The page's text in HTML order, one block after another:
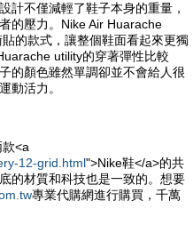
計不僅減輕了鞋子本身的重量，
的壓力。Nike Air Huarache
的款式，讓整個鞋面看起來更獨
utility的穿著彈性比較
的顏色雖然單調卻並不會給人很
動活力。
<a
12-grid.html">Nike鞋</a>的共
的材質和科技也是一致的。想要
專業代購網進行購買，千萬